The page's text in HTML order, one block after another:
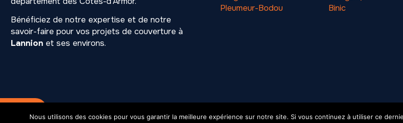
Bénéficiez de notre expertise et de notre
savoir-faire pour vos projets de couverture à
Lannion et ses environs.
Pleumeur-Bodou
Binic
Mention légalesSIREN 531 216 901
Nous utilisons des cookies pour vous garantir la meilleure expérience sur notre site. Si vous continuez à utiliser ce